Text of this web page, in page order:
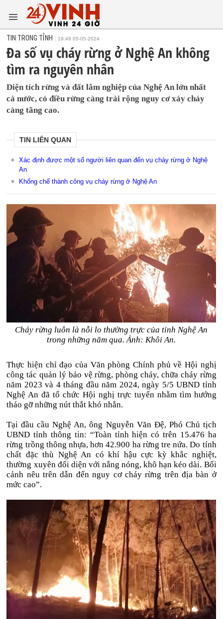
TIN TRONG TỈNH 19:48 05-05-2024
Đa số vụ cháy rừng ở Nghệ An không
tìm ra nguyên nhân
Diện tích rừng và đất lâm nghiệp của Nghệ An lớn nhất
cả nước, có điều rừng càng trải rộng nguy cơ xảy cháy
càng tăng cao.
TIN LIÊN QUAN
Xác định được một số người liên quan đến vụ cháy rừng ở Nghệ
An
Khống chế thành công vụ cháy rừng ở Nghệ An
Cháy rừng luôn là nỗi lo thường trực của tỉnh Nghệ An
trong những năm qua. Ảnh: Khôi An.
Thực hiện chỉ đạo của Văn phòng Chính phủ về Hội nghị
công tác quản lý bảo vệ rừng, phòng cháy, chữa cháy rừng
năm 2023 và 4 tháng đầu năm 2024, ngày 5/5 UBND tỉnh
Nghệ An đã tổ chức Hội nghị trực tuyến nhằm tìm hướng
tháo gỡ những nút thắt khó nhằn.
Tại đầu cầu Nghệ An, ông Nguyễn Văn Đệ, Phó Chủ tịch
UBND tỉnh thông tin: “Toàn tỉnh hiện có trên 15.476 ha
rừng trồng thông nhựa, hơn 42.900 ha rừng tre nứa. Do tính
chất đặc thù Nghệ An có khí hậu cực kỳ khắc nghiệt,
thường xuyên đối diện với nắng nóng, khô hạn kéo dài. Bối
cảnh nêu trên dẫn đến nguy cơ cháy rừng trên địa bàn ở
mức cao”.